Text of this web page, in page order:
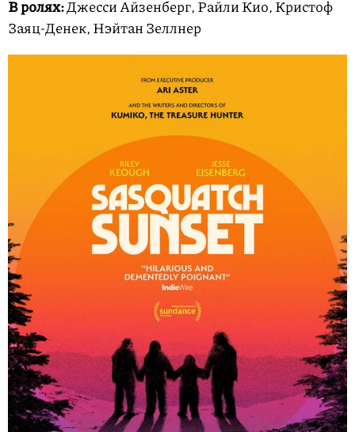
В ролях:Джесси Айзенберг, Райли Кио, Кристоф
Заяц-Денек, Нэйтан Зеллнер